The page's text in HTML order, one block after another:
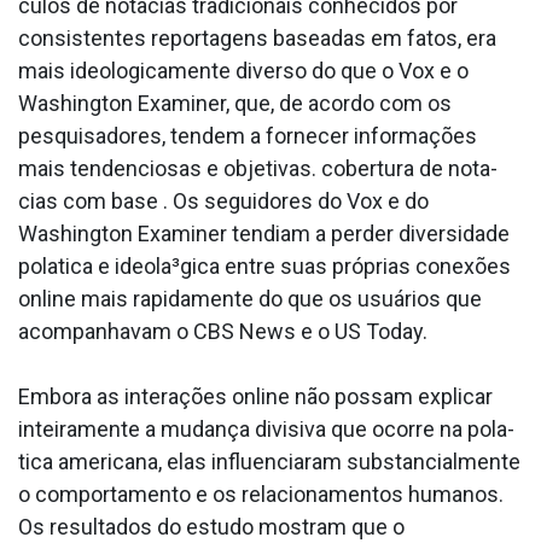
culos de nota­cias tradicionais conhecidos por
consistentes reportagens baseadas em fatos, era
mais ideologicamente diverso do que o Vox e o
Washington Examiner, que, de acordo com os
pesquisadores, tendem a fornecer informações
mais tendenciosas e objetivas. cobertura de nota­
cias com base . Os seguidores do Vox e do
Washington Examiner tendiam a perder diversidade
pola­tica e ideola³gica entre suas próprias conexões
online mais rapidamente do que os usuários que
acompanhavam o CBS News e o US Today.
Embora as interações online não possam explicar
inteiramente a mudança divisiva que ocorre na pola­
tica americana, elas influenciaram substancialmente
o comportamento e os relacionamentos humanos.
Os resultados do estudo mostram que o